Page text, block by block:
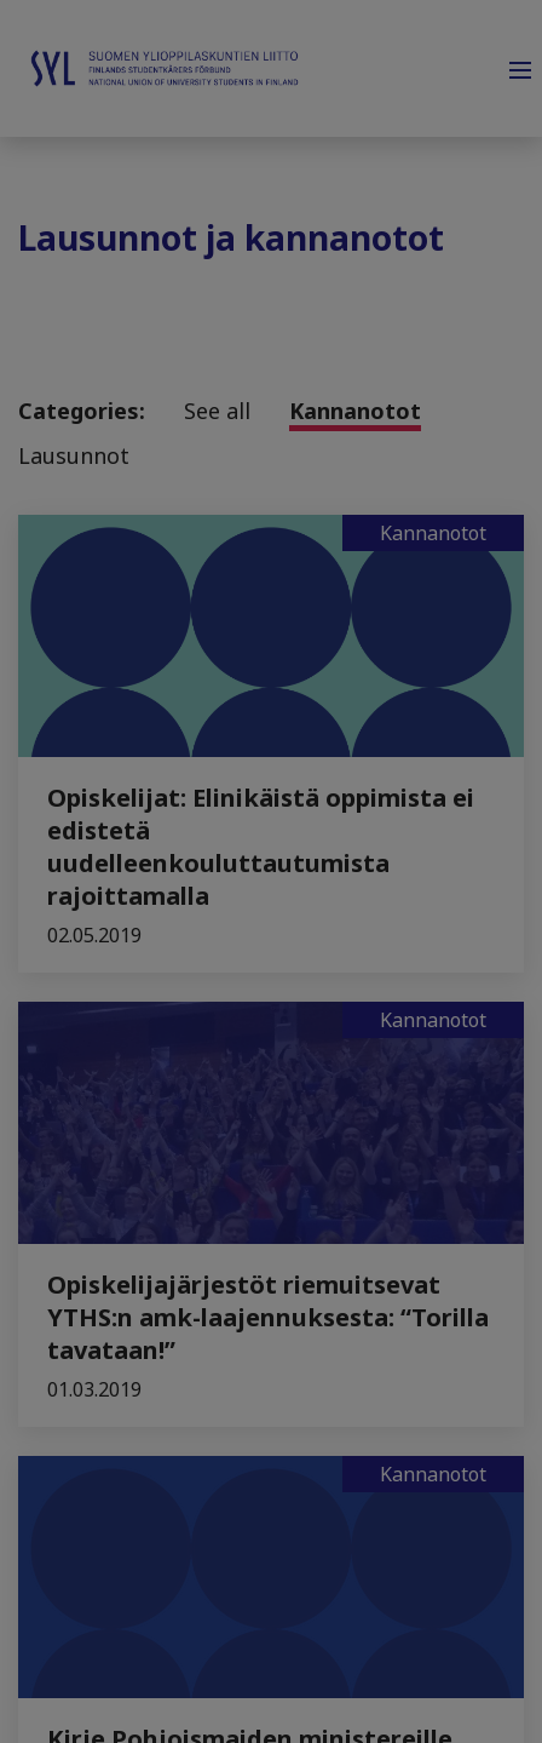
Lausunnot ja kannanotot
Categories: See all
Kannanotot
Lausunnot
Kannanotot
Opiskelijat: Elinikäistä oppimista ei
edistetä
uudelleenkouluttautumista
rajoittamalla
02.05.2019
Kannanotot
Opiskelijajärjestöt riemuitsevat
YTHS:n amk-laajennuksesta: “Torilla
tavataan!”
01.03.2019
Kannanotot